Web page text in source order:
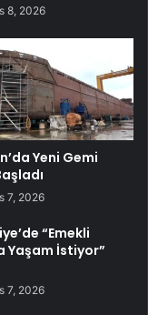
8, 2026
Yeni Gemi
7, 2026
“Emekli
Yaşam İstiyor”
7, 2026